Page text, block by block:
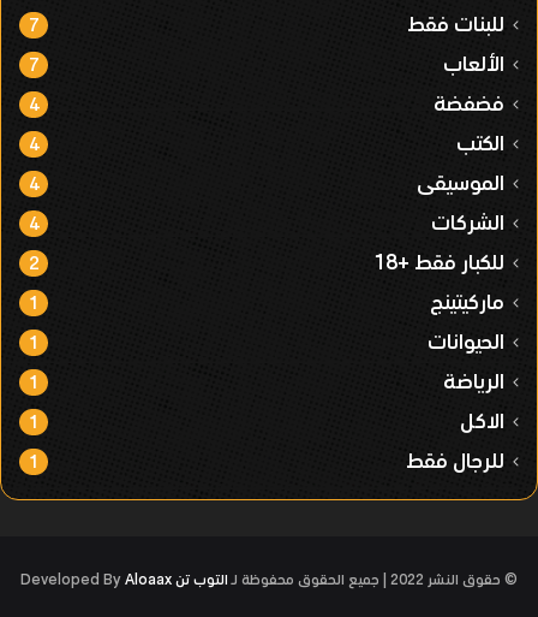
للبنات فقط 7
الألعاب 7
فضفضة 4
الكتب 4
الموسيقى 4
الشركات 4
للكبار فقط +18 2
ماركيتينج 1
الحيوانات 1
الرياضة 1
الاكل 1
للرجال فقط 1
© حقوق النشر 2022 | جميع الحقوق محفوظة لـ التوب تنAloaax